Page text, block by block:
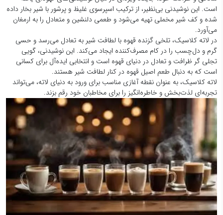
است. این نوشیدنی بی‌نظیر، از ترکیب اسپرسوی غلیظ و پرشور با شیر بخار داده
شده و کف شیر مخملی تهیه می‌شود و طعمی دلنشین و متعادل را به ارمغان
می‌آورد.
در لاته کلاسیک، تلخی گزنده قهوه با لطافت شیر به تعادل می‌رسد و حسی
گرم و دل‌چسب را در کام مصرف‌کننده ایجاد می‌کند. این نوشیدنی، گویی
تجلی گر ظرافت و تعادل در دنیای قهوه است و انتخابی ایده‌آل برای کسانی
است که به دنبال طعم اصیل قهوه در کنار لطافت شیر هستند.
لاته کلاسیک، به عنوان نقطه آغازی مناسب برای ورود به دنیای لاته، می‌تواند
تجربه‌ای لذت‌بخش و خاطره‌انگیز را برای مخاطبان خود رقم بزند.